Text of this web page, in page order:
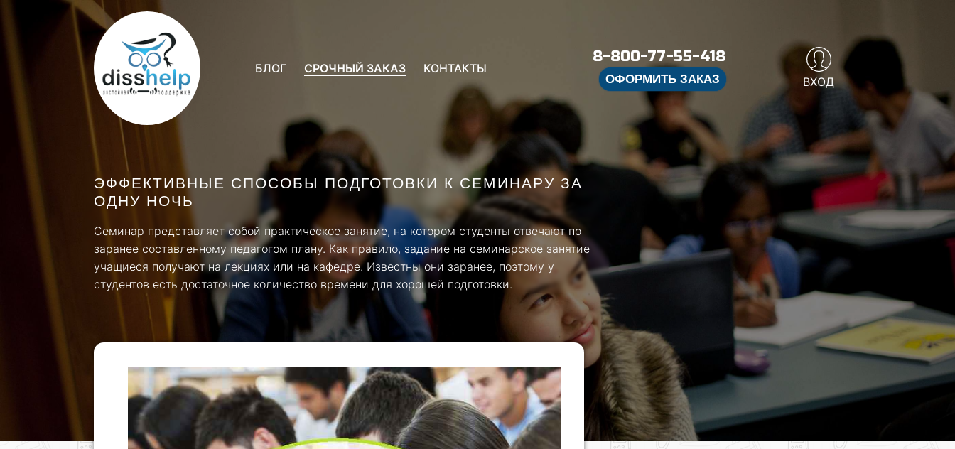
БЛОГ СРОЧНЫЙ ЗАКАЗ КОНТАКТЫ
8-800-77-55-418
ОФОРМИТЬ ЗАКАЗ ВХОД
ЭФФЕКТИВНЫЕ СПОСОБЫ ПОДГОТОВКИ К СЕМИНАРУ ЗА
ОДНУ НОЧЬ
Семинар представляет собой практическое занятие, на котором студенты отвечают по
заранее составленному педагогом плану. Как правило, задание на семинарское занятие
учащиеся получают на лекциях или на кафедре. Известны они заранее, поэтому у
студентов есть достаточное количество времени для хорошей подготовки.